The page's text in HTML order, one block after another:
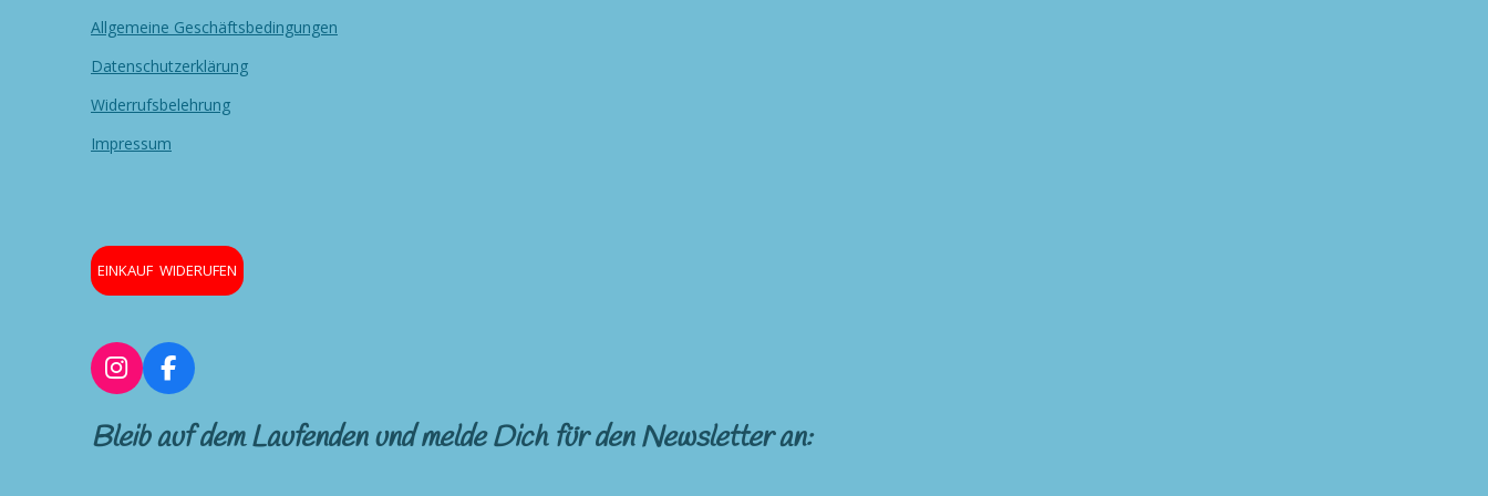
Allgemeine Geschäftsbedingungen
Datenschutzerklärung
Widerrufsbelehrung
Impressum
EINKAUF WIDERUFEN
I
n
s
t
F
a
c
e
Bleib auf dem Laufenden und melde Dich für den Newsletter an: